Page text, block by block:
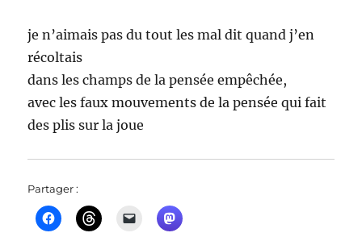
je n’aimais pas du tout les mal dit quand j’en
récoltais
dans les champs de la pensée empêchée,
avec les faux mouvements de la pensée qui fait
des plis sur la joue
Partager :